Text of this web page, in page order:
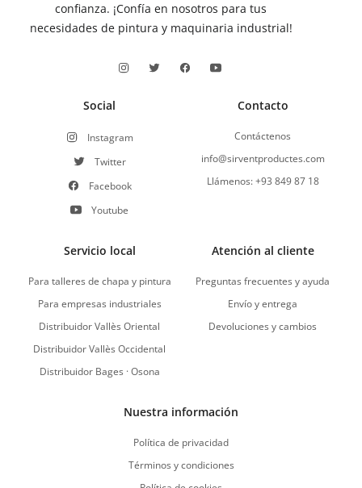
confianza. ¡Confía en nosotros para tus
necesidades de pintura y maquinaria industrial!
Social
Instagram
Twitter
Facebook
Youtube
Contacto
Contáctenos
info@sirventproductes.com
Llámenos: +93 849 87 18
Servicio local
Para talleres de chapa y pintura
Para empresas industriales
Distribuidor Vallès Oriental
Distribuidor Vallès Occidental
Distribuidor Bages · Osona
Atención al cliente
Preguntas frecuentes y ayuda
Envío y entrega
Devoluciones y cambios
Nuestra información
Política de privacidad
Términos y condiciones